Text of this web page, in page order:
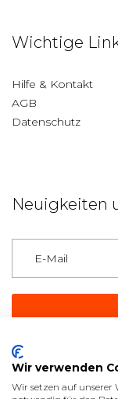
Wichtige
Hilfe & Kontakt
AGB
Datenschutz
Neuigkeiten
Wir verwenden
Wir setzen auf unserer